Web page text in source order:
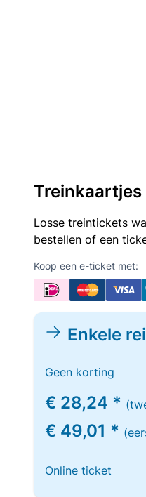
Treinkaartjes
Losse treintickets
bestellen of een
Koop een e-ticket met:
Enkele
Geen korting
€ 28,24 *
€ 49,01 *
Online ticket